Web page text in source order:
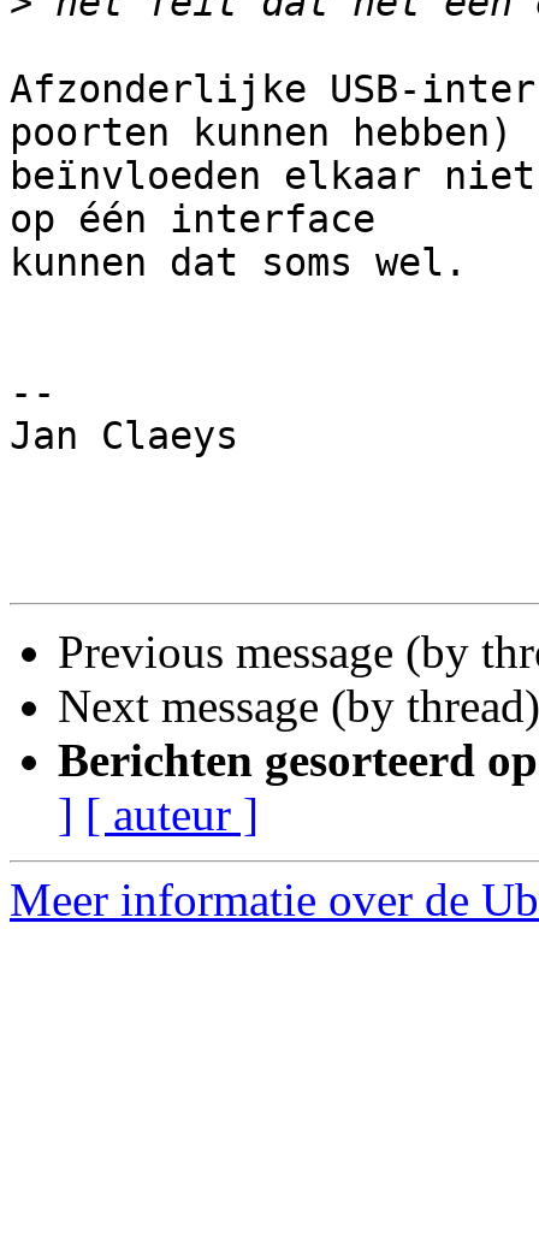
Afzonderlijke USB-
poorten kunnen hebben)
beïnvloeden elkaar
op één interface
kunnen dat soms wel.
--
Jan Claeys
Previous message (by
Next message (by
Berichten gesorteerd
] [ auteur ]
Meer informatie over de